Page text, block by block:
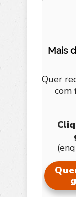
Mais
Quer
com